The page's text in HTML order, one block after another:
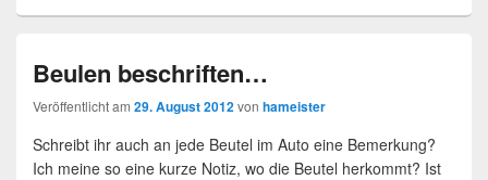
Beulen beschriften…
Veröffentlicht am 29. August 2012von hameister
Schreibt ihr auch an jede Beutel im Auto eine Bemerkung?
Ich meine so eine kurze Notiz, wo die Beutel herkommt? Ist